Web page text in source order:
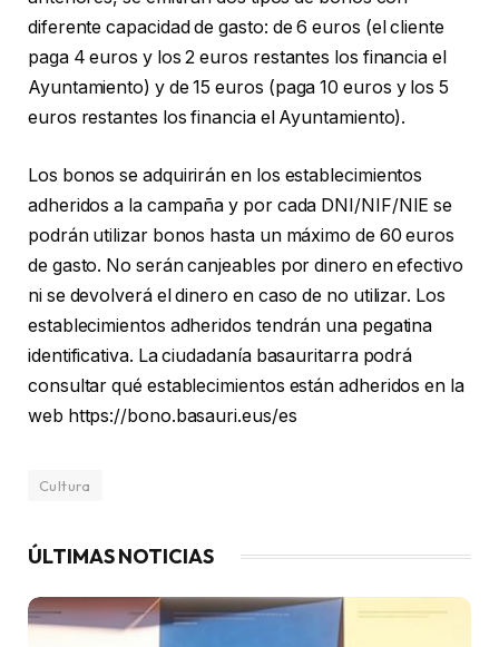
diferente capacidad de gasto: de 6 euros (el cliente
paga 4 euros y los 2 euros restantes los financia el
Ayuntamiento) y de 15 euros (paga 10 euros y los 5
euros restantes los financia el Ayuntamiento).
Los bonos se adquirirán en los establecimientos
adheridos a la campaña y por cada DNI/NIF/NIE se
podrán utilizar bonos hasta un máximo de 60 euros
de gasto. No serán canjeables por dinero en efectivo
ni se devolverá el dinero en caso de no utilizar. Los
establecimientos adheridos tendrán una pegatina
identificativa. La ciudadanía basauritarra podrá
consultar qué establecimientos están adheridos en la
web https://bono.basauri.eus/es
Cultura
ÚLTIMAS NOTICIAS